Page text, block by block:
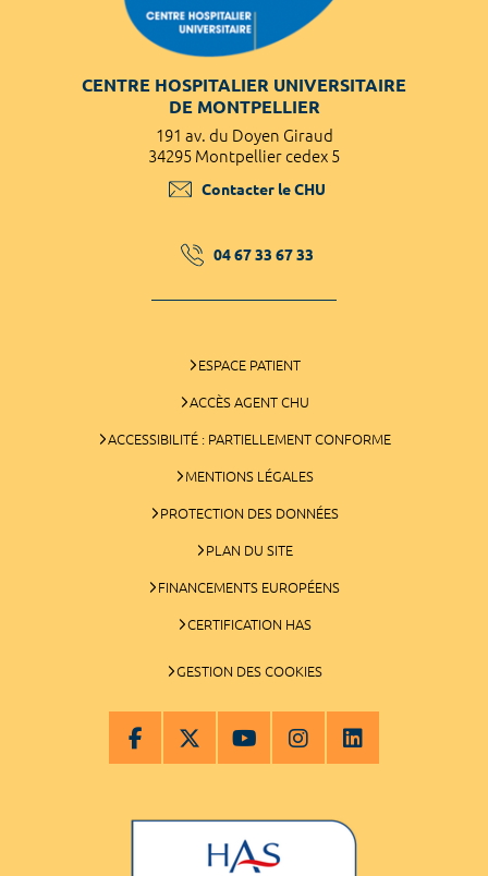
CENTRE HOSPITALIER UNIVERSITAIRE
DE MONTPELLIER
191 av. du Doyen Giraud
34295 Montpellier cedex 5
Contacter le CHU
04 67 33 67 33
ESPACE PATIENT
ACCÈS AGENT CHU
ACCESSIBILITÉ : PARTIELLEMENT CONFORME
MENTIONS LÉGALES
PROTECTION DES DONNÉES
PLAN DU SITE
FINANCEMENTS EUROPÉENS
CERTIFICATION HAS
GESTION DES COOKIES